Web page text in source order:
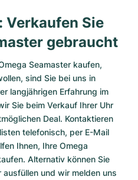
Verkaufen Sie
gebraucht
Seamaster kaufen,
sind Sie bei uns in
langjährigen Erfahrung im
Sie beim Verkauf Ihrer Uhr
Deal. Kontaktieren
telefonisch, per E-Mail
Ihnen, Ihre Omega
Alternativ können Sie
ausfüllen und wir melden uns